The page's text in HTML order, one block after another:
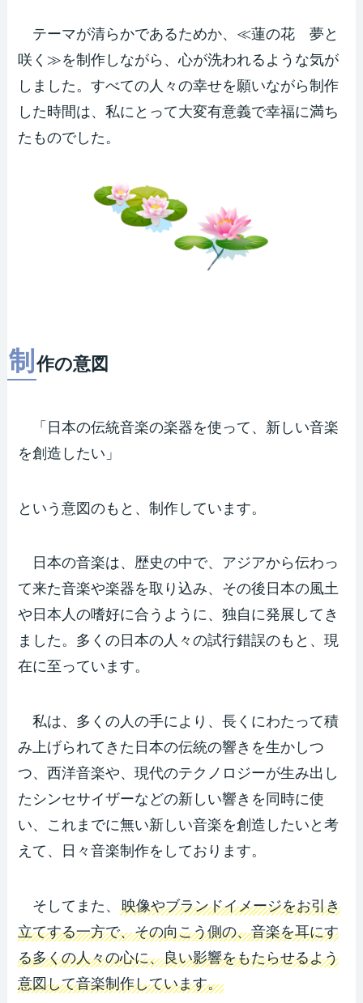
テーマが清らかであるためか、≪蓮の花 夢と
咲く≫を制作しながら、心が洗われるような気が
しました。すべての人々の幸せを願いながら制作
した時間は、私にとって大変有意義で幸福に満ち
たものでした。
制 作の意図
「日本の伝統音楽の楽器を使って、新しい音楽
を創造したい」
という意図のもと、制作しています。
日本の音楽は、歴史の中で、アジアから伝わっ
て来た音楽や楽器を取り込み、その後日本の風土
や日本人の嗜好に合うように、独自に発展してき
ました。多くの日本の人々の試行錯誤のもと、現
在に至っています。
私は、多くの人の手により、長くにわたって積
み上げられてきた日本の伝統の響きを生かしつ
つ、西洋音楽や、現代のテクノロジーが生み出し
たシンセサイザーなどの新しい響きを同時に使
い、これまでに無い新しい音楽を創造したいと考
えて、日々音楽制作をしております。
そしてまた、映像やブランドイメージをお引き
立てする一方で、その向こう側の、音楽を耳にす
る多くの人々の心に、良い影響をもたらせるよう
意図して音楽制作しています。